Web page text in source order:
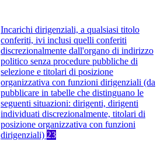
Incarichi dirigenziali, a qualsiasi titolo
conferiti, ivi inclusi quelli conferiti
discrezionalmente dall'organo di indirizzo
politico senza procedure pubbliche di
selezione e titolari di posizione
organizzativa con funzioni dirigenziali (da
pubblicare in tabelle che distinguano le
seguenti situazioni: dirigenti, dirigenti
individuati discrezionalmente, titolari di
posizione organizzativa con funzioni
dirigenziali) 23